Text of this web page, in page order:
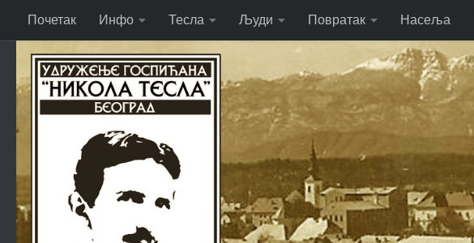
Skip to content
Почетак Инфо Тесла Људи Повратак Насеља